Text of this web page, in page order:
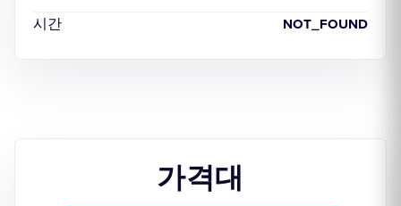
시간 NOT_FOUND
가격대